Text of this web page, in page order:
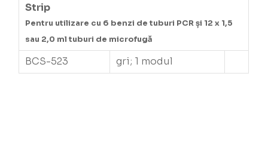
Strip
Pentru utilizare cu 6 benzi de tuburi PCR și 12 x 1,5
sau 2,0 ml tuburi de microfugă
BCS-523 gri; 1 modul